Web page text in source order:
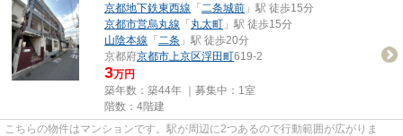
京都地下鉄東西線 「 二条城前 」駅 徒歩15分
京都市営烏丸線 「 丸太町 」駅 徒歩15分
山陰本線 「 二条 」駅 徒歩20分
京都府京都市上京区浮田町619-2
3万円
築年数：築44年 ｜募集中： 1室
階数：4階建
こちらの物件はマンションです。駅が周辺に2つあるので行動範囲が広がりま